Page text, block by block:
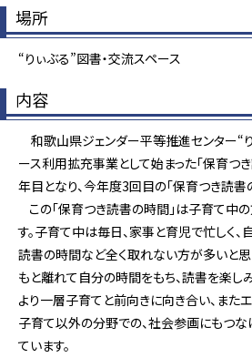
場所
“りぃぶる”図書・交流スペース
内容
和歌山県ジェンダー平等推進センター“
ース利用拡充事業として始まった「保育つ
年目となり、今年度3回目の「保育つき読書
この「保育つき読書の時間」は子育て中
す。子育て中は毎日、家事と育児で忙しく
読書の時間など全く取れない方が多いと思
もと離れて自分の時間をもち、読書を楽しみ
より一層子育てと前向きに向き合い、また
子育て以外の分野での、社会参画にもつ
ています。